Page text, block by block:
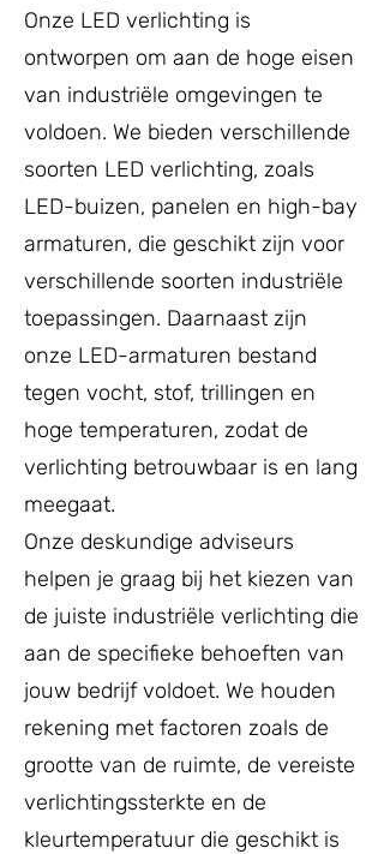
Onze LED verlichting is
ontworpen om aan de hoge eisen
van industriële omgevingen te
voldoen. We bieden verschillende
soorten LED verlichting, zoals
LED-buizen, panelen en high-bay
armaturen, die geschikt zijn voor
verschillende soorten industriële
toepassingen. Daarnaast zijn
onze LED-armaturen bestand
tegen vocht, stof, trillingen en
hoge temperaturen, zodat de
verlichting betrouwbaar is en lang
meegaat.
Onze deskundige adviseurs
helpen je graag bij het kiezen van
de juiste industriële verlichting die
aan de specifieke behoeften van
jouw bedrijf voldoet. We houden
rekening met factoren zoals de
grootte van de ruimte, de vereiste
verlichtingssterkte en de
kleurtemperatuur die geschikt is